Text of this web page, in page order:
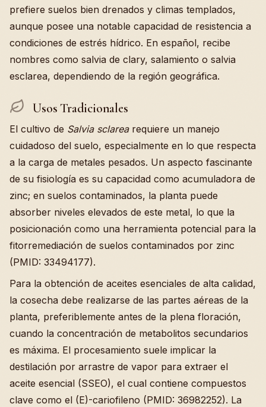
prefiere suelos bien drenados y climas templados,
aunque posee una notable capacidad de resistencia a
condiciones de estrés hídrico. En español, recibe
nombres como salvia de clary, salamiento o salvia
esclarea, dependiendo de la región geográfica.
Usos Tradicionales
El cultivo de Salvia sclarearequiere un manejo
cuidadoso del suelo, especialmente en lo que respecta
a la carga de metales pesados. Un aspecto fascinante
de su fisiología es su capacidad como acumuladora de
zinc; en suelos contaminados, la planta puede
absorber niveles elevados de este metal, lo que la
posicionación como una herramienta potencial para la
fitorremediación de suelos contaminados por zinc
(PMID: 33494177).
Para la obtención de aceites esenciales de alta calidad,
la cosecha debe realizarse de las partes aéreas de la
planta, preferiblemente antes de la plena floración,
cuando la concentración de metabolitos secundarios
es máxima. El procesamiento suele implicar la
destilación por arrastre de vapor para extraer el
aceite esencial (SSEO), el cual contiene compuestos
clave como el (E)-cariofileno (PMID: 36982252). La